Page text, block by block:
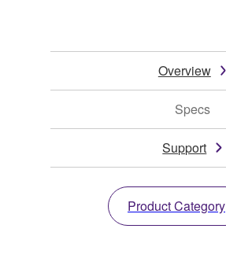
Overview
Specs
Support
Product Category